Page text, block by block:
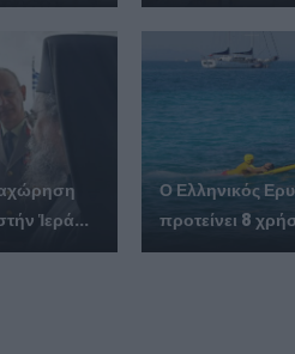
Ἱερά...
Ο Ελληνικός
προτείνει 8